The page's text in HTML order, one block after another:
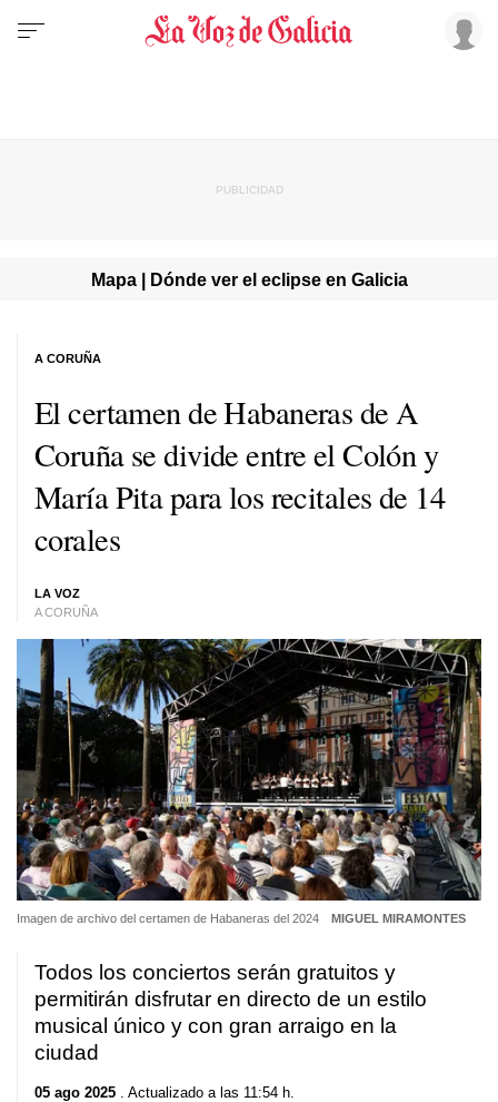
Mapa | Dónde ver el eclipse en Galicia
El certamen de Habaneras de A
Coruña se divide entre el Colón y
María Pita para los recitales de 14
corales
LA VOZ
A CORUÑA
A CORUÑA
Imagen de archivo del certamen de Habaneras del 2024 MIGUEL MIRAMONTES
Todos los conciertos serán gratuitos y
permitirán disfrutar en directo de un estilo
musical único y con gran arraigo en la
ciudad
05 ago 2025 . Actualizado a las 11:54 h.